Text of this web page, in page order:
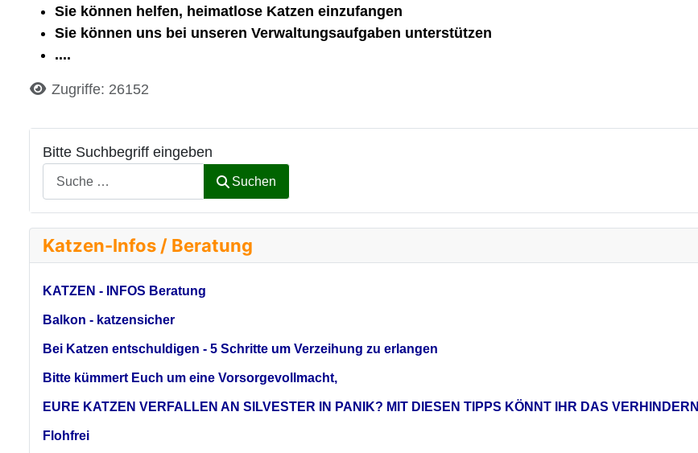
Bitte Suchbegriff eingeben
Suchen
Katzen-Infos / Beratung
KATZEN - INFOS Beratung
Balkon - katzensicher
Bei Katzen entschuldigen - 5 Schritte um Verzeihung zu erlangen
Bitte kümmert Euch um eine Vorsorgevollmacht,
EURE KATZEN VERFALLEN AN SILVESTER IN PANIK? MIT DIESEN TIPPS KÖNNT IHR DAS VERHINDERN
Flohfrei
Sie können helfen, heimatlose Katzen einzufangen
Sie können uns bei unseren Verwaltungsaufgaben unterstützen
....
DetailsZugriffe: 26152